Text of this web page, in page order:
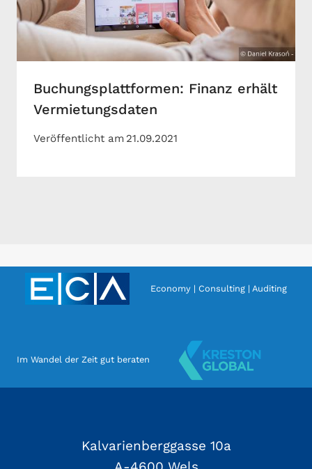
Buchungsplattformen: Finanz erhält
Vermietungsdaten
Veröffentlicht am 21.09.2021
Economy | Consulting | Auditing
Im Wandel der Zeit gut beraten
Kalvarienberggasse 10a